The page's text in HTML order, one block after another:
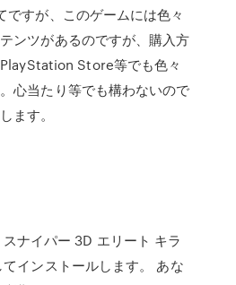
ですが、このゲームには色々
ンツがあるのですが、購入方
Store等でも色々
心当たり等でも構わないので
ます。
ナイパー 3D エリート キラ
インストールします。 あな